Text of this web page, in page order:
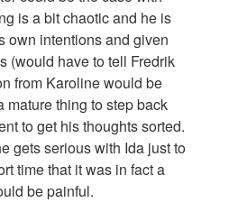
is a bit chaotic and he is
own intentions and given
(would have to tell Fredrik
from Karoline would be
mature thing to step back
to get his thoughts sorted.
gets serious with Ida just to
time that it was in fact a
be painful.